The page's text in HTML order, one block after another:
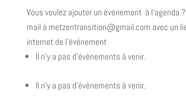
Vous voulez ajouter un événement à l’agenda
mail à metzentransition@gmail.com avec un
internet de l’événement
Il n’y a pas d’évènements à venir.
Il n’y a pas d’évènements à venir.